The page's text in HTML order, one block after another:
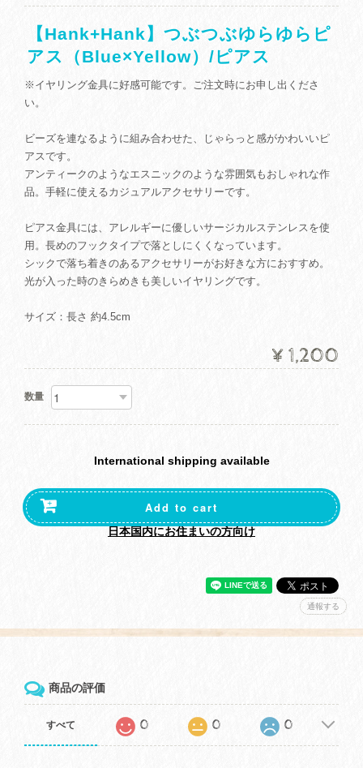
【Hank+Hank】つぶつぶゆらゆらピ
アス（Blue×Yellow）/ピアス
※イヤリング金具に好感可能です。ご注文時にお申し出くださ
い。
ビーズを連なるように組み合わせた、じゃらっと感がかわいいピ
アスです。
アンティークのようなエスニックのような雰囲気もおしゃれな作
品。手軽に使えるカジュアルアクセサリーです。
ピアス金具には、アレルギーに優しいサージカルステンレスを使
用。長めのフックタイプで落としにくくなっています。
シックで落ち着きのあるアクセサリーがお好きな方におすすめ。
光が入った時のきらめきも美しいイヤリングです。
サイズ：長さ 約4.5cm
¥1,200
数量
International shipping available
Add to cart
日本国内にお住まいの方向け
通報する
商品の評価
すべて 0 0 0